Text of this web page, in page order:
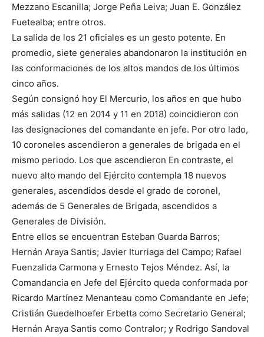
Mezzano Escanilla; Jorge Peña Leiva; Juan E. González
Fuetealba; entre otros.
La salida de los 21 oficiales es un gesto potente. En
promedio, siete generales abandonaron la institución en
las conformaciones de los altos mandos de los últimos
cinco años.
Según consignó hoy El Mercurio, los años en que hubo
más salidas (12 en 2014 y 11 en 2018) coincidieron con
las designaciones del comandante en jefe. Por otro lado,
10 coroneles ascendieron a generales de brigada en el
mismo periodo. Los que ascendieron En contraste, el
nuevo alto mando del Ejército contempla 18 nuevos
generales, ascendidos desde el grado de coronel,
además de 5 Generales de Brigada, ascendidos a
Generales de División.
Entre ellos se encuentran Esteban Guarda Barros;
Hernán Araya Santis; Javier Iturriaga del Campo; Rafael
Fuenzalida Carmona y Ernesto Tejos Méndez. Así, la
Comandancia en Jefe del Ejército queda conformada por
Ricardo Martínez Menanteau como Comandante en Jefe;
Cristián Guedelhoefer Erbetta como Secretario General;
Hernán Araya Santis como Contralor; y Rodrigo Sandoval